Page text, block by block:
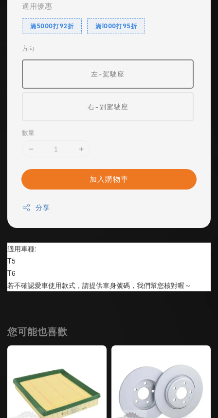
適用優惠
滿5000打92折 滿1000打95折
方向
左-駕駛座
右-副駕駛座
數量
加入購物車
分享
適用車種:
T5
T6
若不確認愛車使用款式，請提供車身號碼，我們幫您核對喔～
您可能也喜歡